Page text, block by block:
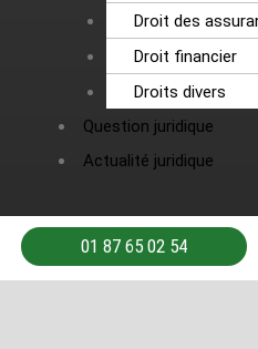
Droit des
Droit financier
Droits divers
Question juridique
Actualité juridique
01 87 65 02 54